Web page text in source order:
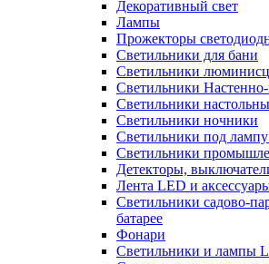
Декоративный свет
Лампы
Прожекторы
Светильники для бани
Светильники
Светильники
Светильники
Светильники ночники
Светильники под
Светильники
Детекторы,
Лента LED и
Светильники садово-
батарее
Фонари
Светильники и лампы